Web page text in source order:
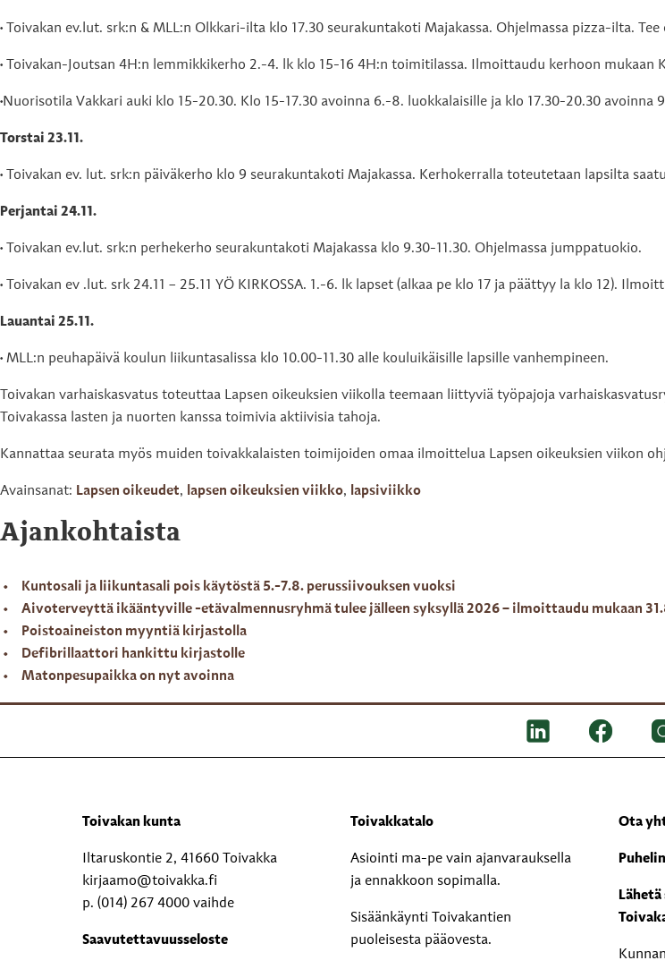
• Toivakan ev.lut. srk:n & MLL:n Olkkari-ilta klo 17.30 seurakuntakoti Majakassa. Ohjelmassa pizza-ilta. Tee
• Toivakan-Joutsan 4H:n lemmikkikerho 2.-4. lk klo 15-16 4H:n toimitilassa. Ilmoittaudu kerhoon mukaan
•Nuorisotila Vakkari auki klo 15-20.30. Klo 15-17.30 avoinna 6.-8. luokkalaisille ja klo 17.30-20.30 avoinna
Torstai 23.11.
• Toivakan ev. lut. srk:n päiväkerho klo 9 seurakuntakoti Majakassa. Kerhokerralla toteutetaan lapsilta
Perjantai 24.11.
• Toivakan ev.lut. srk:n perhekerho seurakuntakoti Majakassa klo 9.30-11.30. Ohjelmassa jumppatuokio.
• Toivakan ev .lut. srk 24.11 – 25.11 YÖ KIRKOSSA. 1.-6. lk lapset (alkaa pe klo 17 ja päättyy la klo 12).
Lauantai 25.11.
• MLL:n peuhapäivä koulun liikuntasalissa klo 10.00-11.30 alle kouluikäisille lapsille vanhempineen.
Toivakan varhaiskasvatus toteuttaa Lapsen oikeuksien viikolla teemaan liittyviä työpajoja
Toivakassa lasten ja nuorten kanssa toimivia aktiivisia tahoja.
Kannattaa seurata myös muiden toivakkalaisten toimijoiden omaa ilmoittelua Lapsen oikeuksien viikon
Avainsanat: Lapsen oikeudet, lapsen oikeuksien viikko, lapsiviikko
Ajankohtaista
Kuntosali ja liikuntasali pois käytöstä 5.-7.8. perussiivouksen vuoksi
Aivoterveyttä ikääntyville -etävalmennusryhmä tulee jälleen syksyllä 2026 – ilmoittaudu mukaan
Poistoaineiston myyntiä kirjastolla
Defibrillaattori hankittu kirjastolle
Matonpesupaikka on nyt avoinna
Toivakan kunta
Iltaruskontie 2, 41660 Toivakka
kirjaamo@toivakka.fi
p. (014) 267 4000 vaihde
Saavutettavuusseloste
Toivakkatalo
Asiointi ma-pe vain ajanvarauksella
ja ennakkoon sopimalla.
Sisäänkäynti Toivakantien
puoleisesta pääovesta.
Ota